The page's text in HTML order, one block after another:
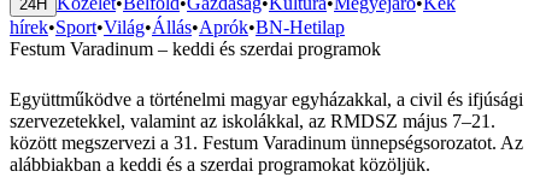
24H
hírek•Sport•Világ•Állás•Aprók•BN-Hetilap
Festum Varadinum – keddi és szerdai programok
Együttműködve a történelmi magyar egyházakkal, a civil és ifjúsági
szervezetekkel, valamint az iskolákkal, az RMDSZ május 7–21.
között megszervezi a 31. Festum Varadinum ünnepségsorozatot. Az
alábbiakban a keddi és a szerdai programokat közöljük.